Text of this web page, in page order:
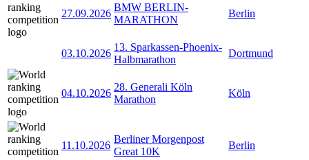
27.09.2026
BMW BERLIN-
MARATHON
Berlin
03.10.2026
13. Sparkassen-Phoenix-
Halbmarathon
Dortmund
04.10.2026
28. Generali Köln
Marathon
Köln
11.10.2026
Berliner Morgenpost
Great 10K
Berlin